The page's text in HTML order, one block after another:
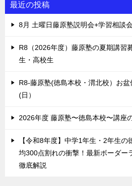
最近の投稿
8月 土曜日藤原塾説明会+学習相談
R8（2026年度）藤原塾の夏期講習
生・高校生
R8-藤原塾(徳島本校・渭北校）お
(日）
2026年度 藤原塾〜徳島本校〜講座
【令和8年度】中学1年生・2年生
均300点割れの衝撃！最新ボーダー
徹底解説